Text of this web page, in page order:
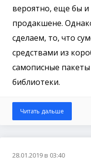
вероятно, еще бы
продакшене.
сделаем, то, что
средствами из
самописные
библиотеки.
Читать дальше
28.01.2019 в 03:40